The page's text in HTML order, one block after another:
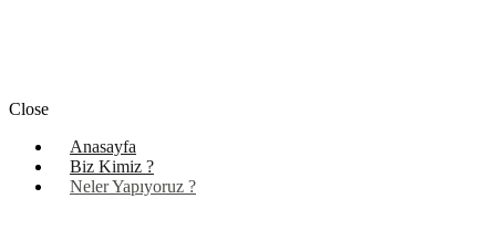
Close
Anasayfa
Biz Kimiz ?
Neler Yapıyoruz ?